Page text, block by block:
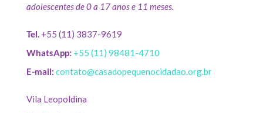
adolescentes de 0 a 17 anos e 11 meses.
Tel. +55 (11) 3837-9619
WhatsApp: +55 (11) 98481-4710
E-mail: contato@casadopequenocidadao.org.br
Vila Leopoldina